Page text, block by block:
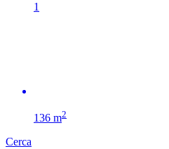
1
136 m2
Cerca